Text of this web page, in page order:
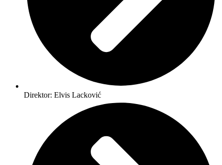
Direktor: Elvis Lacković